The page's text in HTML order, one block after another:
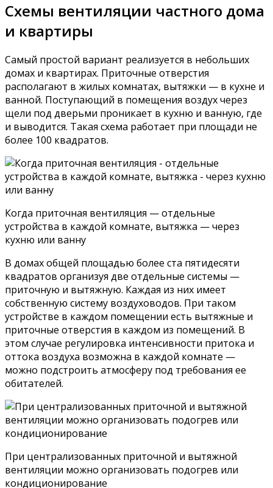
Схемы вентиляции частного дома
и квартиры
Самый простой вариант реализуется в небольших
домах и квартирах. Приточные отверстия
располагают в жилых комнатах, вытяжки — в кухне и
ванной. Поступающий в помещения воздух через
щели под дверьми проникает в кухню и ванную, где
и выводится. Такая схема работает при площади не
более 100 квадратов.
Когда приточная вентиляция — отдельные
устройства в каждой комнате, вытяжка — через
кухню или ванну
В домах общей площадью более ста пятидесяти
квадратов организуя две отдельные системы —
приточную и вытяжную. Каждая из них имеет
собственную систему воздуховодов. При таком
устройстве в каждом помещении есть вытяжные и
приточные отверстия в каждом из помещений. В
этом случае регулировка интенсивности притока и
оттока воздуха возможна в каждой комнате —
можно подстроить атмосферу под требования ее
обитателей.
При централизованных приточной и вытяжной
вентиляции можно организовать подогрев или
кондиционирование